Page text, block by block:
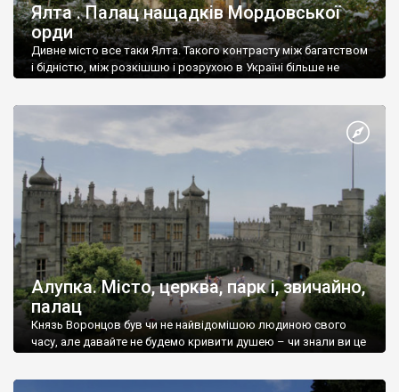
Ялта . Палац нащадків Мордовської
орди
Дивне місто все таки Ялта. Такого контрасту між багатством
і бідністю, між розкішшю і розрухою в Україні більше не
Алупка. Місто, церква, парк і, звичайно,
палац
Князь Воронцов був чи не найвідомішою людиною свого
часу, але давайте не будемо кривити душею – чи знали ви це